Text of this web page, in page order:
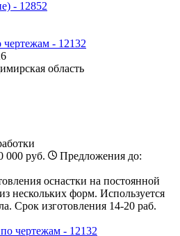
чертежам - 12132
область
000 руб.
Предложения до:
оснастки на постоянной
нескольких форм. Используется
Срок изготовления 14-20 раб.